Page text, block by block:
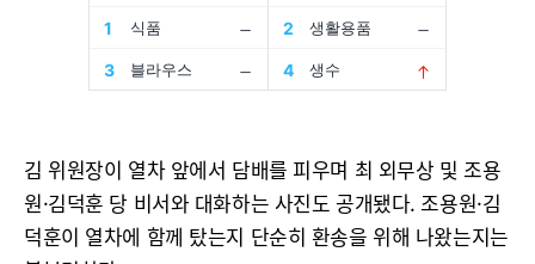
김 위원장이 열차 앞에서 담배를 피우며 최 외무상 및 조용
원·김덕훈 당 비서와 대화하는 사진도 공개됐다. 조용원·김
덕훈이 열차에 함께 탔는지 단순히 환송을 위해 나왔는지는